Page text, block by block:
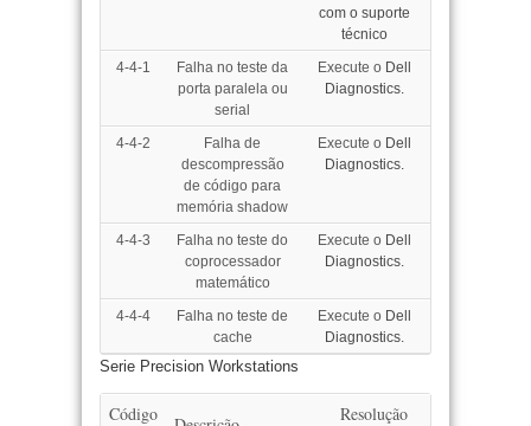
com o suporte
técnico
4-4-1
Falha no teste da
porta paralela ou
serial
Execute o Dell
Diagnostics.
4-4-2
Falha de
descompressão
de código para
memória shadow
Execute o Dell
Diagnostics.
4-4-3
Falha no teste do
coprocessador
matemático
Execute o Dell
Diagnostics.
4-4-4
Falha no teste de
cache
Execute o Dell
Diagnostics.
Serie Precision Workstations
Código
Resolução